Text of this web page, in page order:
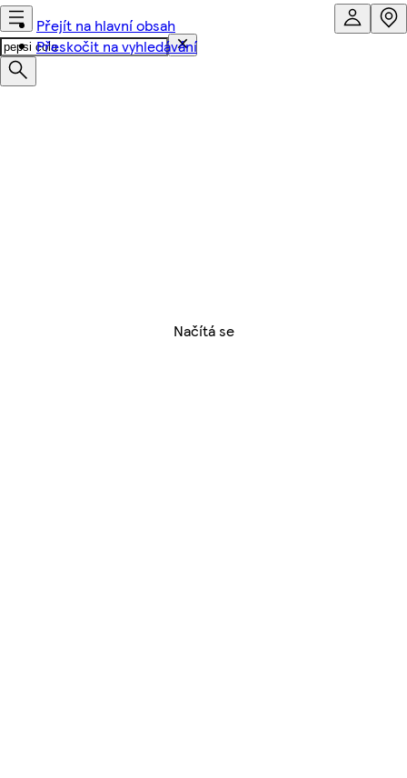
Přejít na hlavní obsah
Přeskočit na vyhledávání
Načítá se